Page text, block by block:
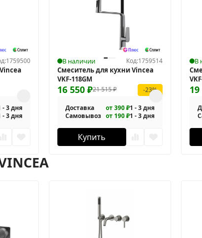
1759500
- 3 дня
- 3 дня
В наличии Код:1759514
Смеситель для кухни Vincea
VKF-118GM
21 515₽
16 550 ₽ -23%
Доставка от 390 ₽1 - 3 дня
Самовывоз от 190 ₽1 - 3 дня
Купить
В
19